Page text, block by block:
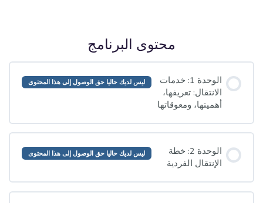
محتوى البرنامج
الوحدة 1: خدمات
الانتقال: تعريفها،
أهميتها، ومعوقاتها
ليس لديك حاليا حق الوصول إلى هذا المحتوى
الوحدة 2: خطة
الإنتقال الفردية
ليس لديك حاليا حق الوصول إلى هذا المحتوى